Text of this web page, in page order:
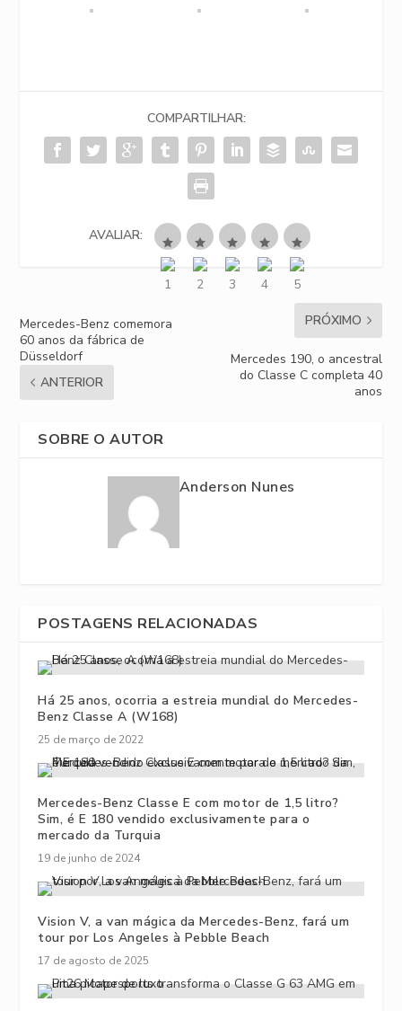
COMPARTILHAR:
AVALIAR:
Mercedes-Benz comemora
60 anos da fábrica de
Düsseldorf
ANTERIOR
PRÓXIMO
Mercedes 190, o ancestral
do Classe C completa 40
anos
SOBRE O AUTOR
Anderson Nunes
POSTAGENS RELACIONADAS
Há 25 anos, ocorria a estreia mundial do Mercedes-
Benz Classe A (W168)
25 de março de 2022
Mercedes-Benz Classe E com motor de 1,5 litro?
Sim, é E 180 vendido exclusivamente para o
mercado da Turquia
19 de junho de 2024
Vision V, a van mágica da Mercedes-Benz, fará um
tour por Los Angeles à Pebble Beach
17 de agosto de 2025